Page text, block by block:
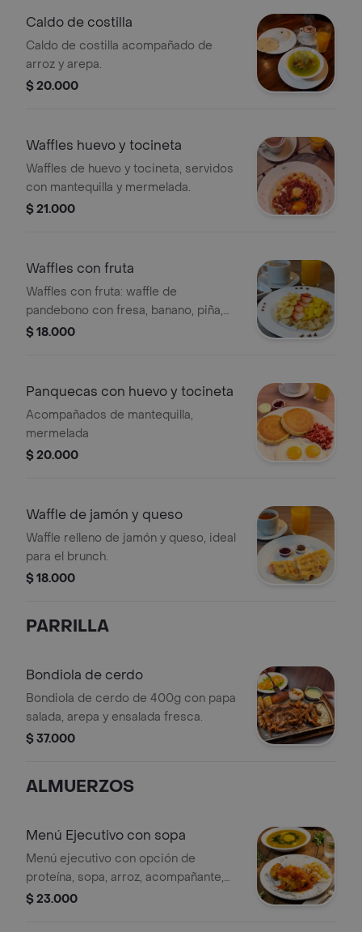
Caldo de costilla
Caldo de costilla acompañado de
arroz y arepa.
$ 20.000
Waffles huevo y tocineta
Waffles de huevo y tocineta, servidos
con mantequilla y mermelada.
$ 21.000
Waffles con fruta
Waffles con fruta: waffle de
pandebono con fresa, banano, piña,
crema de avellanas y mermelada.
$ 18.000
Panquecas con huevo y tocineta
Acompañados de mantequilla,
mermelada
$ 20.000
Waffle de jamón y queso
Waffle relleno de jamón y queso, ideal
para el brunch.
$ 18.000
PARRILLA
Bondiola de cerdo
Bondiola de cerdo de 400g con papa
salada, arepa y ensalada fresca.
$ 37.000
ALMUERZOS
Menú Ejecutivo con sopa
Menú ejecutivo con opción de
proteína, sopa, arroz, acompañante,
ensalada, jugo y postre.
$ 23.000